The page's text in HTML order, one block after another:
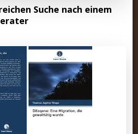
Suche nach einem